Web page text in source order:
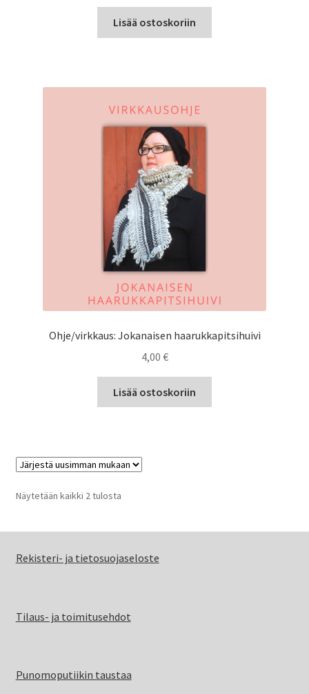
Lisää ostoskoriin
Ohje/virkkaus: Jokanaisen haarukkapitsihuivi
4,00 €
Lisää ostoskoriin
Näytetään kaikki 2 tulostaSorted
Rekisteri- ja tietosuojaseloste
Tilaus- ja toimitusehdot
Punomoputiikin taustaa